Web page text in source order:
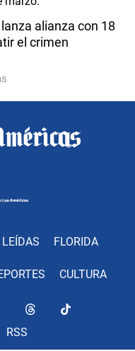
alianza con 18
el crimen
FLORIDA
CULTURA
RSS